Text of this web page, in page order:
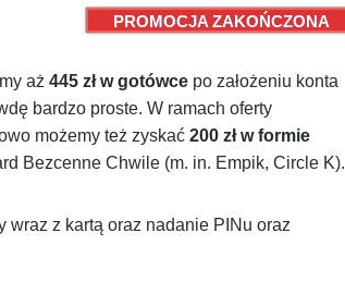
PROMOCJA ZAKOŃCZONA
aż 445 zł w gotówce po założeniu konta
bardzo proste. W ramach oferty
możemy też zyskać 200 zł w formie
Bezcenne Chwile (m. in. Empik, Circle K).
z kartą oraz nadanie PINu oraz